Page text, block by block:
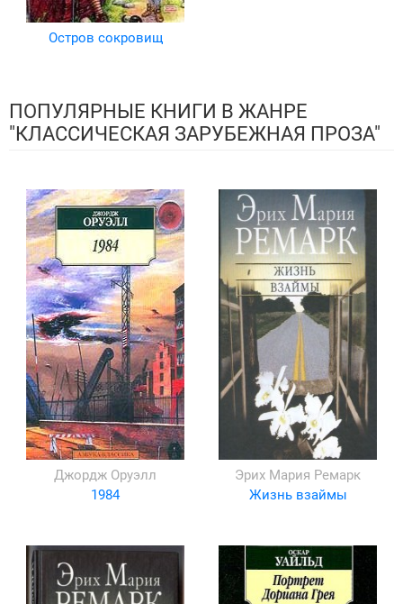
Остров сокровищ
ПОПУЛЯРНЫЕ КНИГИ В ЖАНРЕ
"КЛАССИЧЕСКАЯ ЗАРУБЕЖНАЯ ПРОЗА"
Джордж Оруэлл
1984
Эрих Мария Ремарк
Жизнь взаймы